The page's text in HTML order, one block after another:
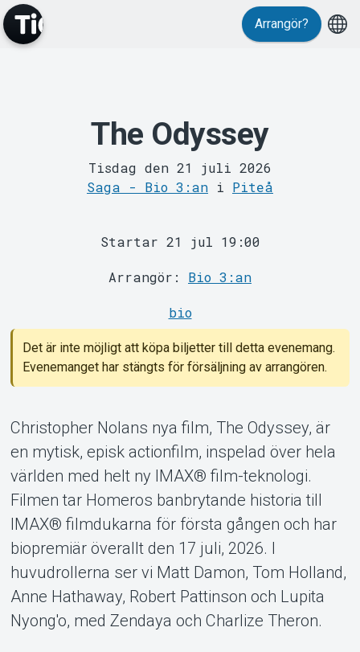
MyTickster
Support
Om Tickster
Arrangör?
The Odyssey
Tisdag den 21 juli 2026
Saga - Bio 3:an i Piteå
Startar 21 jul 19:00
Arrangör: Bio 3:an
bio
Det är inte möjligt att köpa biljetter till detta evenemang.
Evenemanget har stängts för försäljning av arrangören.
Christopher Nolans nya film, The Odyssey, är
en mytisk, episk actionfilm, inspelad över hela
världen med helt ny IMAX® film-teknologi.
Filmen tar Homeros banbrytande historia till
IMAX® filmdukarna för första gången och har
biopremiär överallt den 17 juli, 2026. I
huvudrollerna ser vi Matt Damon, Tom Holland,
Anne Hathaway, Robert Pattinson och Lupita
Nyong'o, med Zendaya och Charlize Theron.